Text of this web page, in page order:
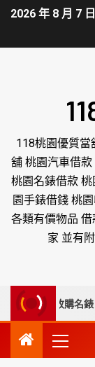
2026 年 8 月 7 日
118桃園優質當
舖 桃園汽車借
桃園名錶借款
園手錶借錢 桃
各類有價物品
家 並有
｜高價收購名錶、